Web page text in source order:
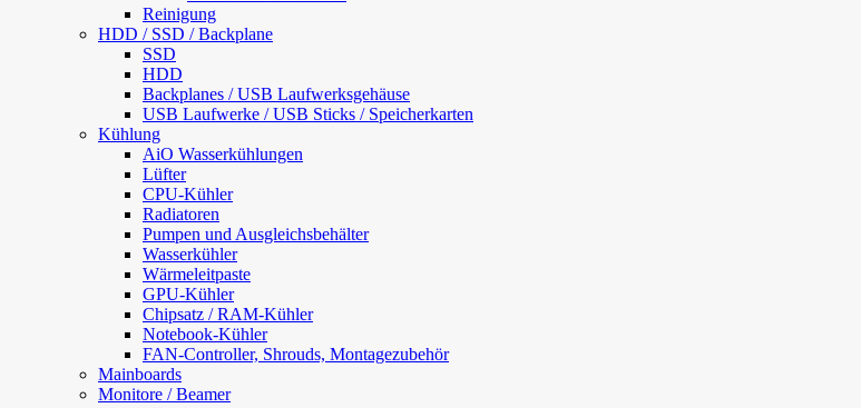
Reinigung
HDD / SSD / Backplane
SSD
HDD
Backplanes / USB Laufwerksgehäuse
USB Laufwerke / USB Sticks / Speicherkarten
Kühlung
AiO Wasserkühlungen
Lüfter
CPU-Kühler
Radiatoren
Pumpen und Ausgleichsbehälter
Wasserkühler
Wärmeleitpaste
GPU-Kühler
Chipsatz / RAM-Kühler
Notebook-Kühler
FAN-Controller, Shrouds, Montagezubehör
Mainboards
Monitore / Beamer